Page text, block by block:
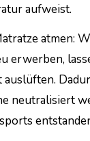
aufweist.
atmen:
erwerben,
auslüften.
neutralisiert